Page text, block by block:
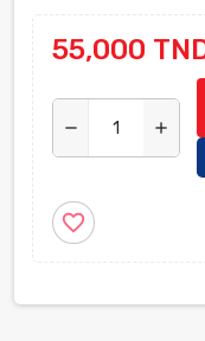
55,000
remove add
favorite_border